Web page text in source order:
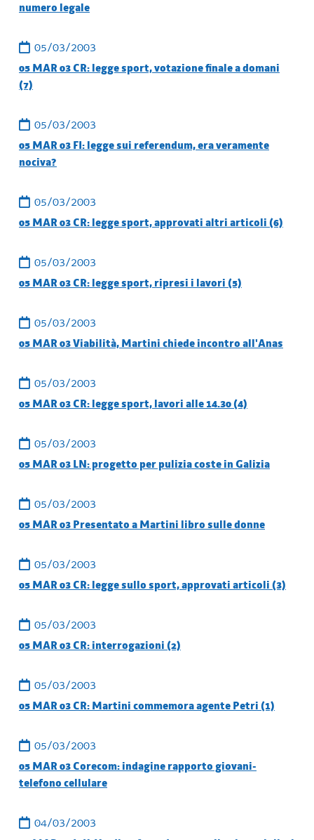
numero legale
05/03/2003
05 MAR 03 CR: legge sport, votazione finale a domani
(7)
05/03/2003
05 MAR 03 FI: legge sui referendum, era veramente
nociva?
05/03/2003
05 MAR 03 CR: legge sport, approvati altri articoli (6)
05/03/2003
05 MAR 03 CR: legge sport, ripresi i lavori (5)
05/03/2003
05 MAR 03 Viabilità, Martini chiede incontro all'Anas
05/03/2003
05 MAR 03 CR: legge sport, lavori alle 14.30 (4)
05/03/2003
05 MAR 03 LN: progetto per pulizia coste in Galizia
05/03/2003
05 MAR 03 Presentato a Martini libro sulle donne
05/03/2003
05 MAR 03 CR: legge sullo sport, approvati articoli (3)
05/03/2003
05 MAR 03 CR: interrogazioni (2)
05/03/2003
05 MAR 03 CR: Martini commemora agente Petri (1)
05/03/2003
05 MAR 03 Corecom: indagine rapporto giovani-
telefono cellulare
04/03/2003